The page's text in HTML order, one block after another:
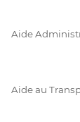
Aide
Aide au